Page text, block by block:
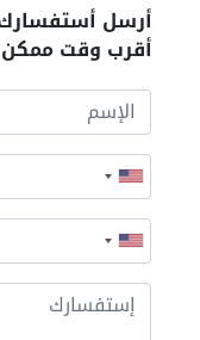
أرسل
أقرب وقت ممكن